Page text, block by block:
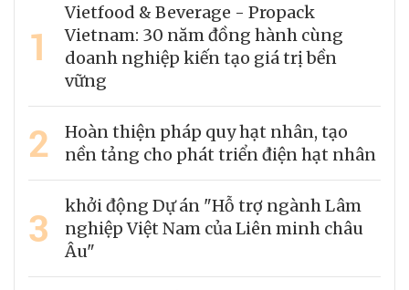
1
Vietfood & Beverage - Propack
Vietnam: 30 năm đồng hành cùng
doanh nghiệp kiến tạo giá trị bền
vững
2
Hoàn thiện pháp quy hạt nhân, tạo
nền tảng cho phát triển điện hạt nhân
3
khởi động Dự án "Hỗ trợ ngành Lâm
nghiệp Việt Nam của Liên minh châu
Âu"